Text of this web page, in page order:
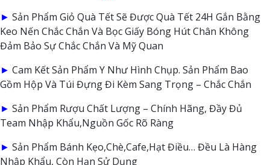
► Sản Phẩm Giỏ Quà Tết Sẽ Được Quà Tết 24H Gắn Bằng
Keo Nến Chắc Chắn Và Bọc Giấy Bóng Hút Chân Không
Đảm Bảo Sự Chắc Chắn Và Mỹ Quan
► Cam Kết Sản Phẩm Y Như Hình Chụp. Sản Phẩm Bao
Gồm Hộp Và Túi Đựng Đi Kèm Sang Trọng – Chắc Chắn
► Sản Phẩm Rượu Chất Lượng – Chính Hãng, Đầy Đủ
Team Nhập Khẩu,Nguồn Gốc Rõ Ràng
► Sản Phẩm Bánh Kẹo,Chè,Cafe,Hạt Điều… Đều Là Hàng
Nhập Khẩu, Còn Hạn Sử Dụng